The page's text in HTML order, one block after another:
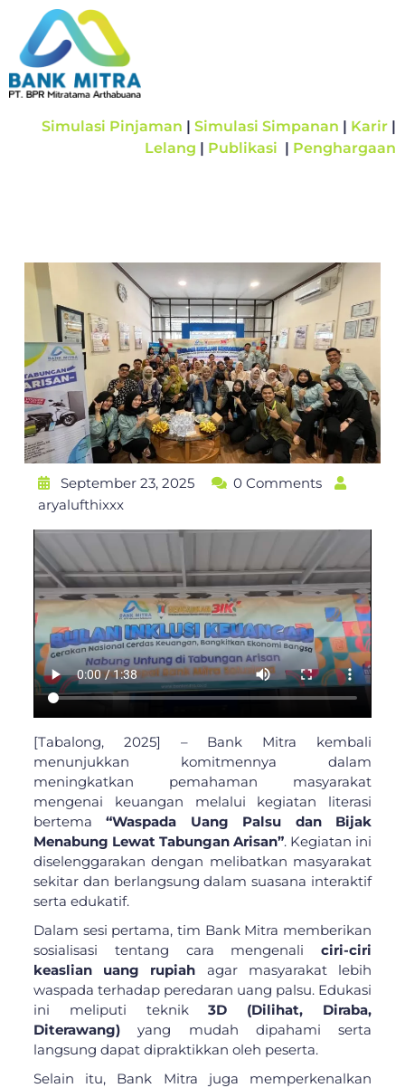
Simulasi Pinjaman | Simulasi Simpanan | Karir |
Lelang | Publikasi | Penghargaan
September 23, 2025
0 Comments
aryalufthixxx
[Tabalong, 2025] – Bank Mitra kembali
menunjukkan komitmennya dalam
meningkatkan pemahaman masyarakat
mengenai keuangan melalui kegiatan literasi
bertema“Waspada Uang Palsu dan Bijak
Menabung Lewat Tabungan Arisan”. Kegiatan ini
diselenggarakan dengan melibatkan masyarakat
sekitar dan berlangsung dalam suasana interaktif
serta edukatif.
Dalam sesi pertama, tim Bank Mitra memberikan
sosialisasi tentang cara mengenali ciri-ciri
keaslian uang rupiah agar masyarakat lebih
waspada terhadap peredaran uang palsu. Edukasi
ini meliputi teknik3D (Dilihat, Diraba,
Diterawang) yang mudah dipahami serta
langsung dapat dipraktikkan oleh peserta.
Selain itu, Bank Mitra juga memperkenalkan